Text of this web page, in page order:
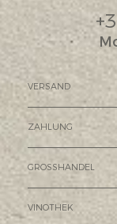
VERSAND
ZAHLUNG
GROSSHANDEL
VINOTHEK